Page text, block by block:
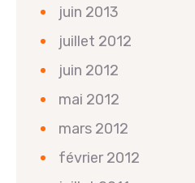
juin 2013
juillet 2012
juin 2012
mai 2012
mars 2012
février 2012